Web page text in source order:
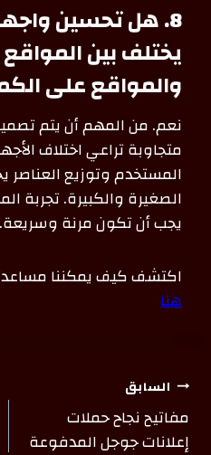
8. هل تحسين
يختلف بين
والمواقع على
نعم. من المهم أن يتم
متجاوبة تراعي اختلاف
المستخدم وتوزيع العناصر
يجب أن تكون مرنة وسريعة.
اكتشف كيف يمكننا
هنا
السابق
مفاتيح نجاح حملات
إعلانات جوجل المدفوعة